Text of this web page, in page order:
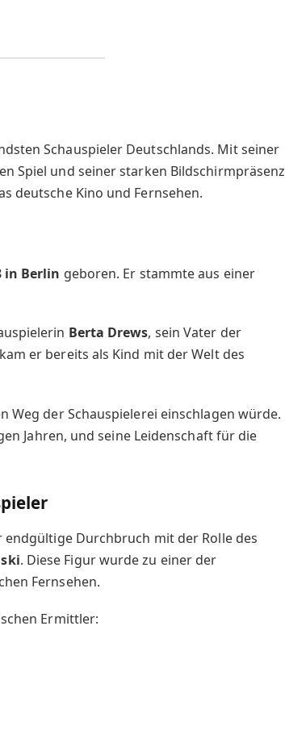
Schauspieler Deutschlands. Mit seiner
Spiel und seiner starken Bildschirmpräsenz
deutsche Kino und Fernsehen.
in Berlin geboren. Er stammte aus einer
Berta Drews, sein Vater der
er bereits als Kind mit der Welt des
Weg der Schauspielerei einschlagen würde.
Jahren, und seine Leidenschaft für die
endgültige Durchbruch mit der Rolle des
. Diese Figur wurde zu einer der
Fernsehen.
Ermittler: